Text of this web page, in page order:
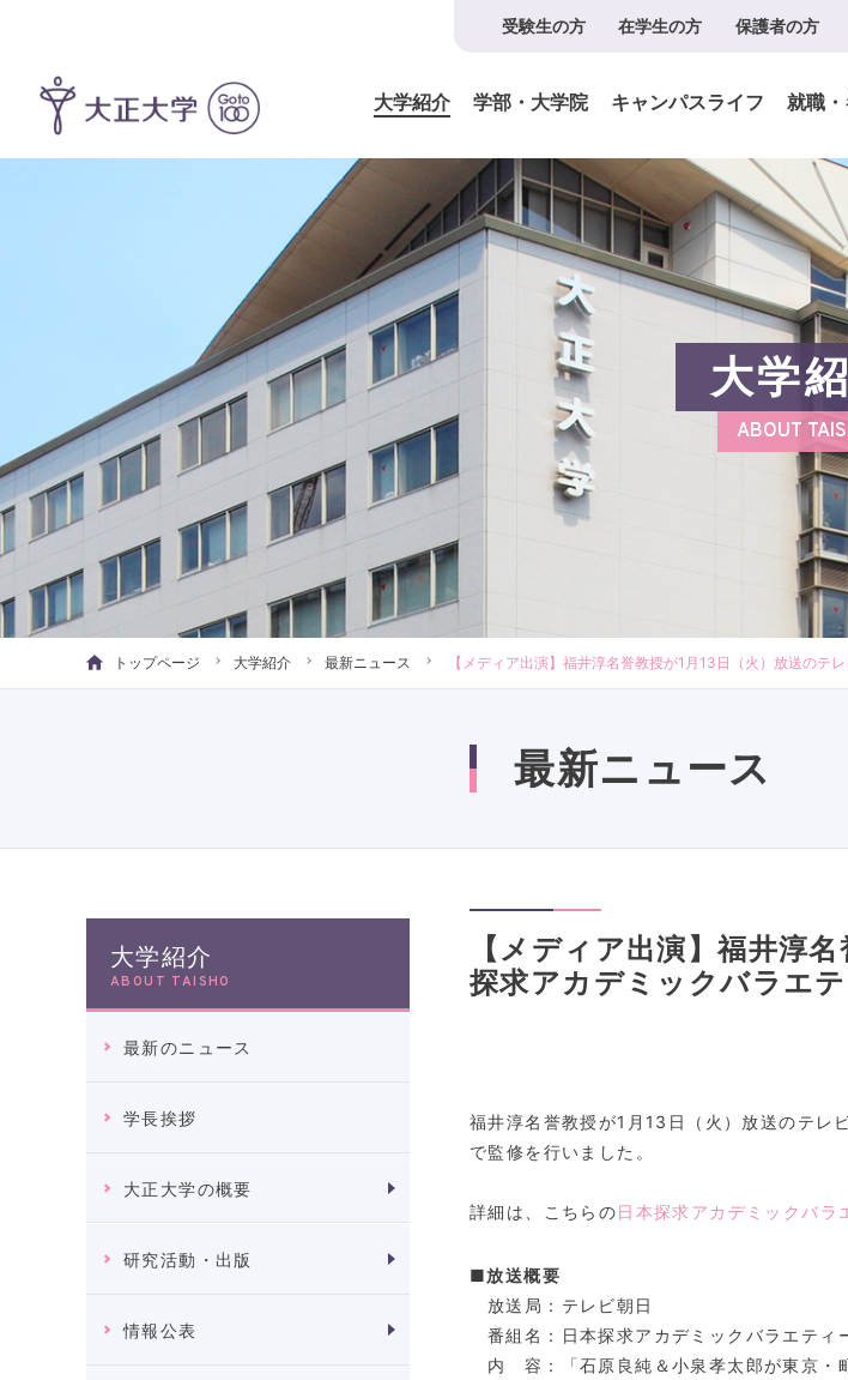
受験生の方 在学生の方 保護者の方
大学紹介 学部・大学院 キャンパスライフ 就職
大学
ABOUT
トップページ 大学紹介 最新ニュース 【メディア出演】福井淳名誉教授が1月13日（火）放送の
大学紹介
ABOUT TAISHO
最新のニュース
学長挨拶
大正大学の概要
研究活動・出版
情報公表
最新ニュース
【メディア出演】福井淳
探求アカデミックバラエ
福井淳名誉教授が1月13日（火）放送のテレ
で監修を行いました。
詳細は、こちらの日本探求アカデミックバ
■放送概要
放送局：テレビ朝日
番組名：日本探求アカデミックバラエテ
内 容：「石原良純＆小泉孝太郎が東京・